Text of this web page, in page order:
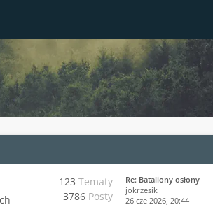
123 Tematy
3786 Posty
Re: Bataliony osłony
jokrzesik
26 cze 2026, 20:44